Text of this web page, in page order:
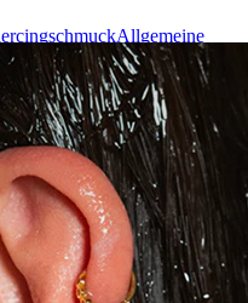
Allgemeine